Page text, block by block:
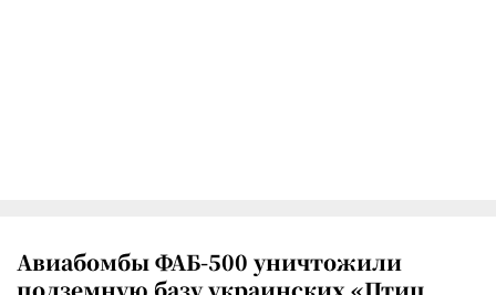
Авиабомбы ФАБ-500 уничтожили
подземную базу украинских «Птиц